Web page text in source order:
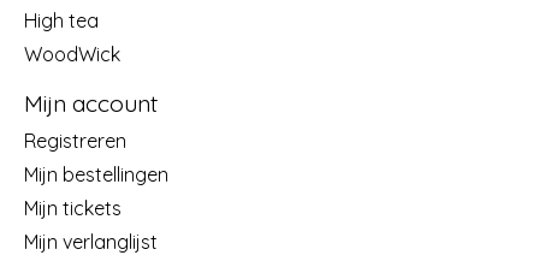
High tea
WoodWick
Mijn account
Registreren
Mijn bestellingen
Mijn tickets
Mijn verlanglijst